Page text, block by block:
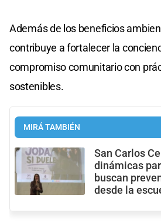
Además de los beneficios
contribuye a fortalecer la
compromiso comunitario con
sostenibles.
MIRÁ TAMBIÉN
San Carlos
dinámicas
buscan
desde la